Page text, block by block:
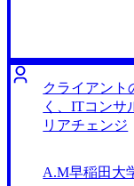
MyVisionさんの持
りました。 「なぜ
由を詰めるのが少
がMyVisionさんで
をしてくださいま
MyVisionさんにお
ました。そのうえ
析・管理業務に割
はの新しい挑戦的
した。 また、新
囲気に惹かれて
サークルのような
ムと迷って前職を
クライアント
く、ITコンサ
リアチェンジ
A.M早稲田大